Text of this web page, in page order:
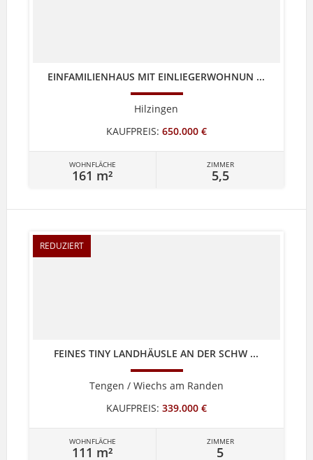
EINFAMILIENHAUS MIT EINLIEGERWOHNUN ...
Hilzingen
KAUFPREIS: 650.000 €
WOHNFLÄCHE
161 m²
ZIMMER
5,5
REDUZIERT
FEINES TINY LANDHÄUSLE AN DER SCHW ...
Tengen / Wiechs am Randen
KAUFPREIS: 339.000 €
WOHNFLÄCHE
111 m²
ZIMMER
5